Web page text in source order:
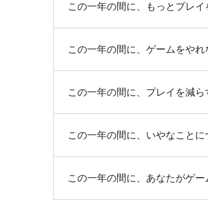
この一年の間に、もっとプレ
この一年の間に、ゲームをや
この一年の間に、プレイを減
この一年の間に、いやなこと
この一年の間に、あなたがゲ